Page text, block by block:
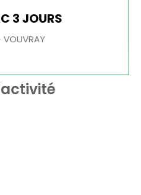
3 JOURS
VOUVRAY